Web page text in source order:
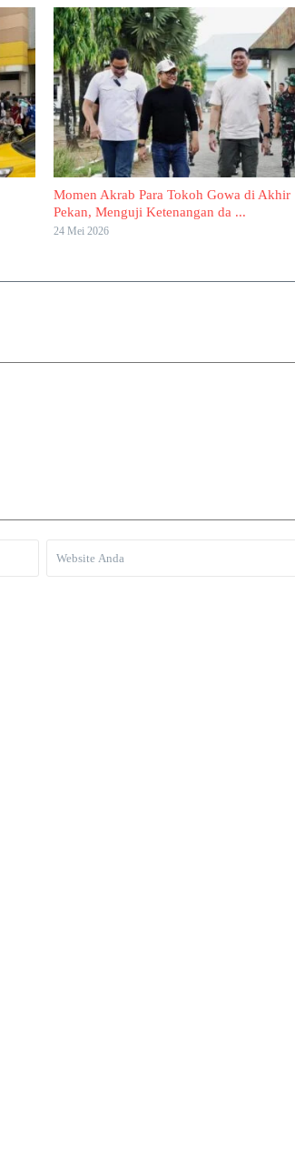
Momen Akrab Para Tokoh Gowa di Akhir
Pekan, Menguji Ketenangan da ...
24 Mei 2026